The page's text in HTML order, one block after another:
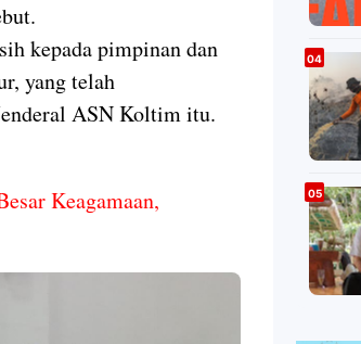
kepada pimpinan dan
yang telah
ASN Koltim itu.
Keagamaan,